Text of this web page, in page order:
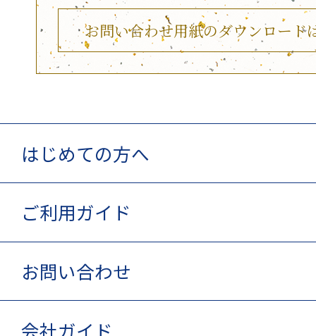
お問い合わせ用紙のダウンロード
はじめての方へ
ご利用ガイド
お問い合わせ
会社ガイド